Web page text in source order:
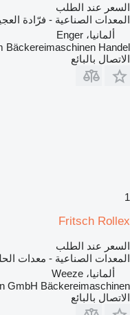
السعر عند الطلب
المعدات الصناعية - فرّادة
ألمانيا، Enger
Bäckereimaschinen Handel
الاتصال بالبائع
1
Fritsch Rollex
السعر عند الطلب
المعدات الصناعية - معدات
ألمانيا، Weeze
GmbH Bäckereimaschinen
الاتصال بالبائع